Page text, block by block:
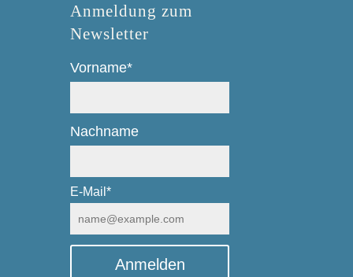
Anmeldung zum
Newsletter
Vorname*
Nachname
E-Mail*
Anmelden